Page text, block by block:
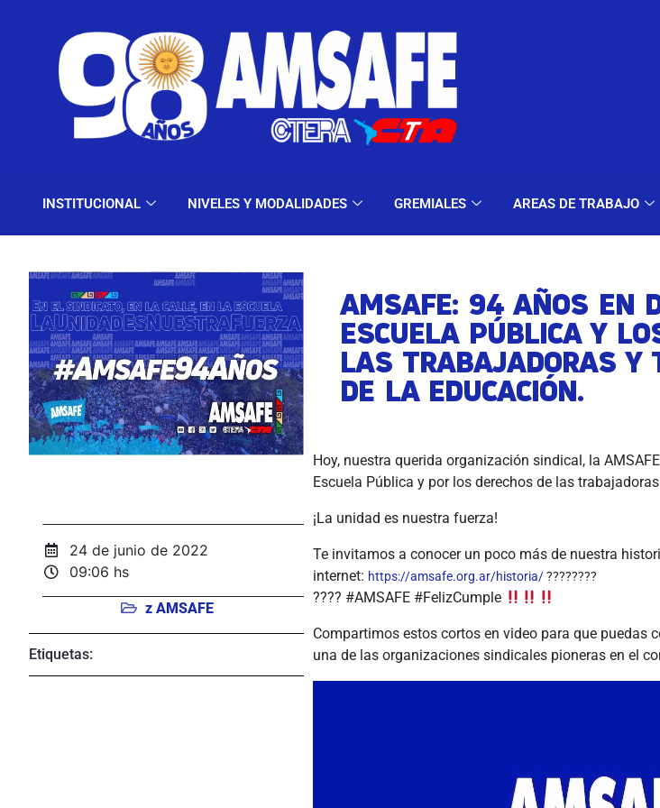
INSTITUCIONAL NIVELES Y MODALIDADES GREMIALES AREAS DE TRABAJO
INSTITUCIONAL NIVELES Y MODALIDADES GREMIALES
24 de junio de 2022
09:06 hs
z AMSAFE
Etiquetas:
AMSAFE: 94 AÑOS EN
ESCUELA PÚBLICA Y
LAS TRABAJADORAS Y
DE LA EDUCACIÓN.
Hoy, nuestra querida organización sindical, la
Escuela Pública y por los derechos de las
¡La unidad es nuestra fuerza!
Te invitamos a conocer un poco más de nuestra
internet: https://amsafe.org.ar/historia/????????
???? #AMSAFE #FelizCumple
Compartimos estos cortos en video para que puedas
una de las organizaciones sindicales pioneras en el